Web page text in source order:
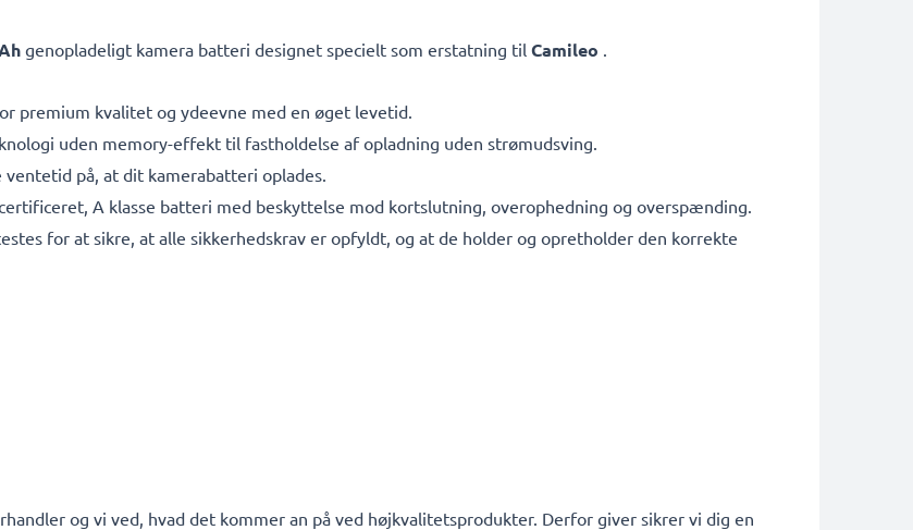
genopladeligt kamera batteri designet specielt som erstatning til Camileo .
premium kvalitet og ydeevne med en øget levetid.
uden memory-effekt til fastholdelse af opladning uden strømudsving.
på, at dit kamerabatteri oplades.
certificeret, A klasse batteri med beskyttelse mod kortslutning, overophedning og overspænding.
for at sikre, at alle sikkerhedskrav er opfyldt, og at de holder og opretholder den korrekte
og vi ved, hvad det kommer an på ved højkvalitetsprodukter. Derfor giver sikrer vi dig en